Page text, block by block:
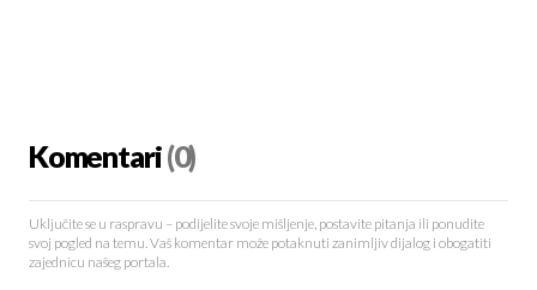
Komentari(0)
Uključite se u raspravu – podijelite svoje mišljenje, postavite pitanja ili ponudite
svoj pogled na temu. Vaš komentar može potaknuti zanimljiv dijalog i obogatiti
zajednicu našeg portala.